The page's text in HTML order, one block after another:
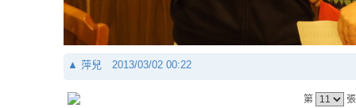
▲ 萍兒 2013/03/02 00:22
第